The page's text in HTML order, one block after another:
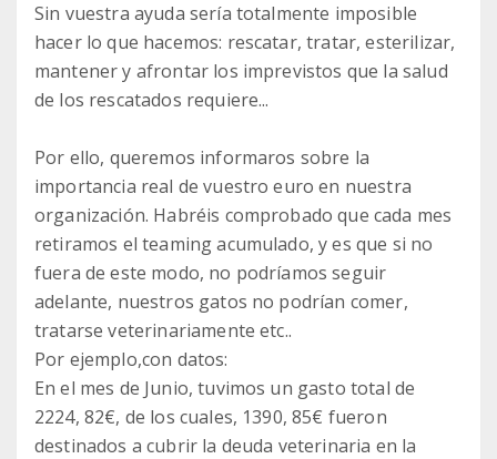
Sin vuestra ayuda sería totalmente imposible
hacer lo que hacemos: rescatar, tratar, esterilizar,
mantener y afrontar los imprevistos que la salud
de los rescatados requiere...
Por ello, queremos informaros sobre la
importancia real de vuestro euro en nuestra
organización. Habréis comprobado que cada mes
retiramos el teaming acumulado, y es que si no
fuera de este modo, no podríamos seguir
adelante, nuestros gatos no podrían comer,
tratarse veterinariamente etc..
Por ejemplo,con datos:
En el mes de Junio, tuvimos un gasto total de
2224, 82€, de los cuales, 1390, 85€ fueron
destinados a cubrir la deuda veterinaria en la